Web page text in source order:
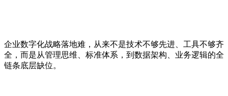
企业数字化战略落地难，从来不是技术不够先进、工具不够齐
全，而是从管理思维、标准体系，到数据架构、业务逻辑的全
链条底层缺位。